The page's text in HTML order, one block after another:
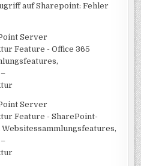
auf Sharepoint: Fehler
Server
Feature - Office 365
Server
Feature - SharePoint-
Websitessammlungsfeatures,